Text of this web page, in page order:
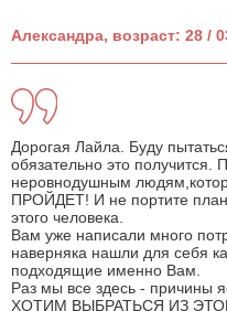
Александра, возраст: 28 /
Дорогая Лайла. Буду
обязательно это получится.
неровнодушным
ПРОЙДЕТ! И не портите
этого человека.
Вам уже написали много
наверняка нашли для себя
подходящие именно Вам.
Раз мы все здесь - причины
ХОТИМ ВЫБРАТЬСЯ ИЗ